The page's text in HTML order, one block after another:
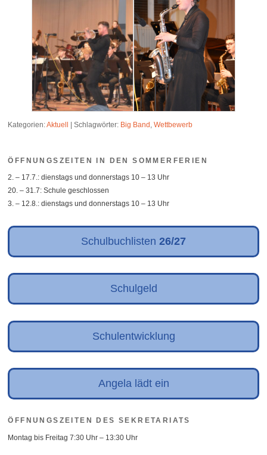
Kategorien:Aktuell |Schlagwörter: Big Band ,Wettbewerb
ÖFFNUNGSZEITEN IN DEN SOMMERFERIEN
2. – 17.7.: dienstags und donnerstags 10 – 13 Uhr
20. – 31.7: Schule geschlossen
3. – 12.8.: dienstags und donnerstags 10 – 13 Uhr
Schulbuchlisten 26/27
Schulgeld
Schulentwicklung
Angela lädt ein
ÖFFNUNGSZEITEN DES SEKRETARIATS
Montag bis Freitag 7:30 Uhr – 13:30 Uhr